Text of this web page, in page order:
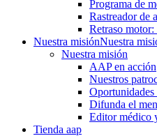
Programa de
Rastre​​ador de
Retraso motor:
Nuestra misiónNuestra
Nuestra misión
AAP en acción
Nuestros
Difunda el
Editor médico
Tienda aap